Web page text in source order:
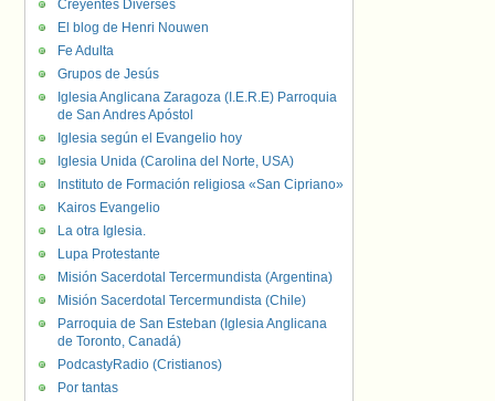
Creyentes Diverses
El blog de Henri Nouwen
Fe Adulta
Grupos de Jesús
Iglesia Anglicana Zaragoza (I.E.R.E) Parroquia
de San Andres Apóstol
Iglesia según el Evangelio hoy
Iglesia Unida (Carolina del Norte, USA)
Instituto de Formación religiosa «San Cipriano»
Kairos Evangelio
La otra Iglesia.
Lupa Protestante
Misión Sacerdotal Tercermundista (Argentina)
Misión Sacerdotal Tercermundista (Chile)
Parroquia de San Esteban (Iglesia Anglicana
de Toronto, Canadá)
PodcastyRadio (Cristianos)
Por tantas